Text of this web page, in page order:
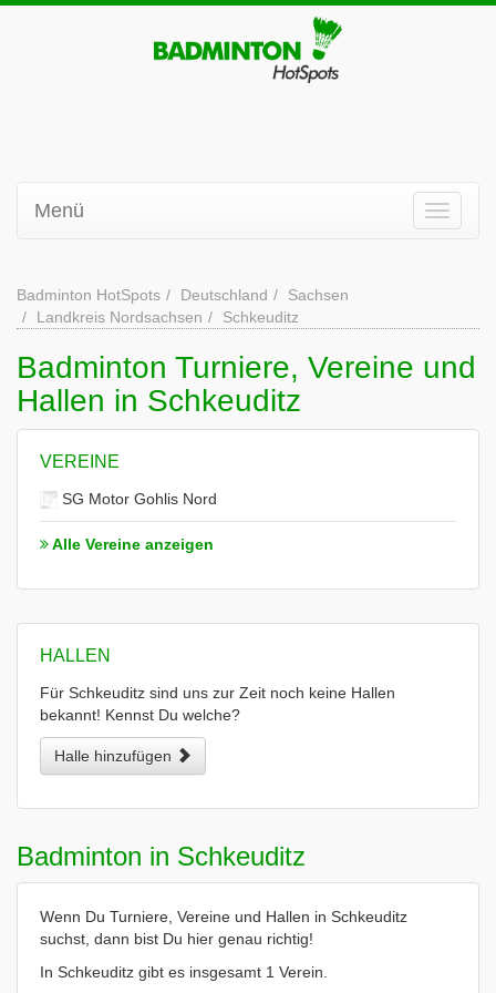
Menü
Badminton HotSpots Deutschland
Sachsen
Landkreis Nordsachsen
Schkeuditz
Badminton Turniere, Vereine und
Hallen in Schkeuditz
VEREINE
SG Motor Gohlis Nord
Alle Vereine anzeigen
HALLEN
Für Schkeuditz sind uns zur Zeit noch keine Hallen
bekannt! Kennst Du welche?
Halle hinzufügen
Badminton in Schkeuditz
Wenn Du Turniere, Vereine und Hallen in Schkeuditz
suchst, dann bist Du hier genau richtig!
In Schkeuditz gibt es insgesamt 1 Verein.